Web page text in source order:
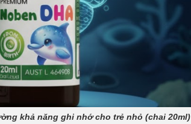
khả năng ghi nhớ cho trẻ nhỏ (chai 20ml)